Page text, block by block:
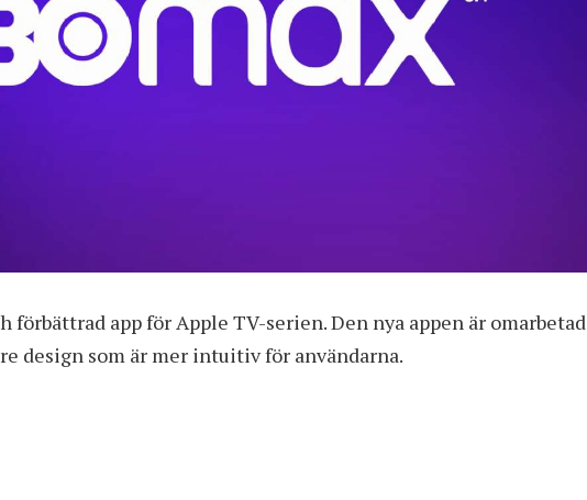
förbättrad app för Apple TV-serien. Den nya appen är omarbetad
design som är mer intuitiv för användarna.